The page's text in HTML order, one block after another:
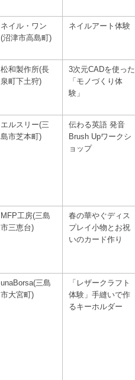
ネイル・ワン
(沼津市高島町)
ネイルアート体験
松和製作所(長
泉町下土狩)
3次元CADを使った
「モノづくり体
験」
エルスリー(三
島市芝本町)
伝わる英語 発音
Brush Upワークシ
ョップ
MFP工房(三島
市三恵台)
春の華やぐディス
プレイ小物とお祝
いのカード作り
unaBorsa(三島
市大宮町)
「レザークラフト
体験」手縫いで作
るキーホルダー